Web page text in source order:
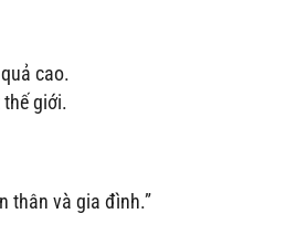
cao.
giới.
thân và gia đình.”